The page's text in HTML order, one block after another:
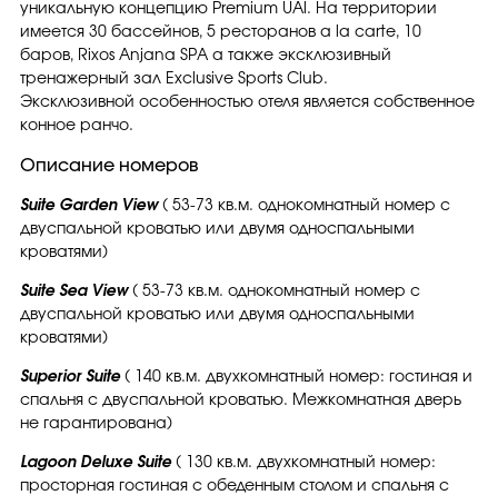
уникальную концепцию Premium UAl. На территории
имеется 30 бассейнов, 5 ресторанов a la carte, 10
баров, Rixos Anjana SPA а также эксклюзивный
тренажерный зал Exclusive Sports Club.
Эксклюзивной особенностью отеля является собственное
конное ранчо.
Описание номеров
Suite Garden View( 53-73 кв.м. однокомнатный номер с
двуспальной кроватью или двумя односпальными
кроватями)
Suite Sea View( 53-73 кв.м. однокомнатный номер с
двуспальной кроватью или двумя односпальными
кроватями)
Superior Suite( 140 кв.м. двухкомнатный номер: гостиная и
спальня с двуспальной кроватью. Межкомнатная дверь
не гарантирована)
Lagoon Deluxe Suite( 130 кв.м. двухкомнатный номер:
просторная гостиная с обеденным столом и спальня с